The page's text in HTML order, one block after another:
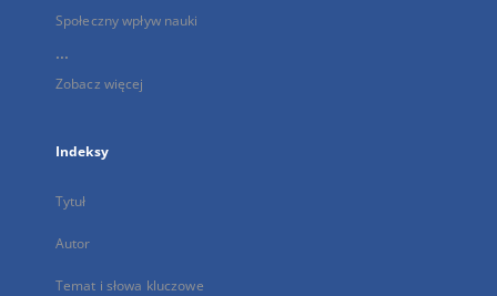
Społeczny wpływ nauki
...
Zobacz więcej
Indeksy
Tytuł
Autor
Temat i słowa kluczowe